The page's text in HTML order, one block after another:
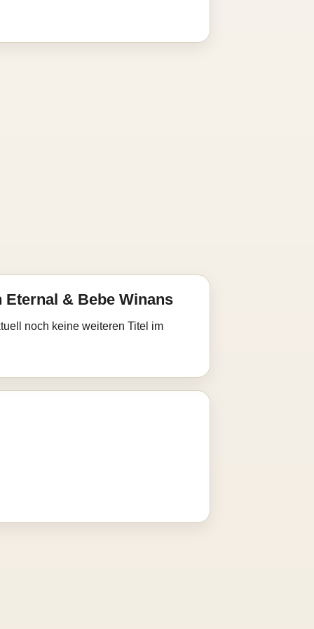
& Bebe Winans
noch keine weiteren Titel im